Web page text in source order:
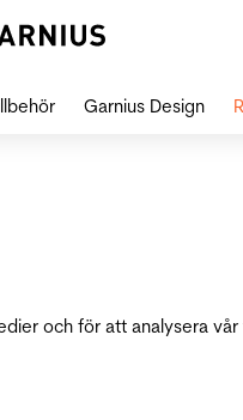
och för att analysera
Garnius Design